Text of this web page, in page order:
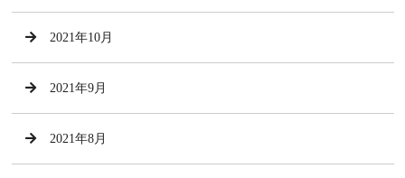
2021年10月
2021年9月
2021年8月